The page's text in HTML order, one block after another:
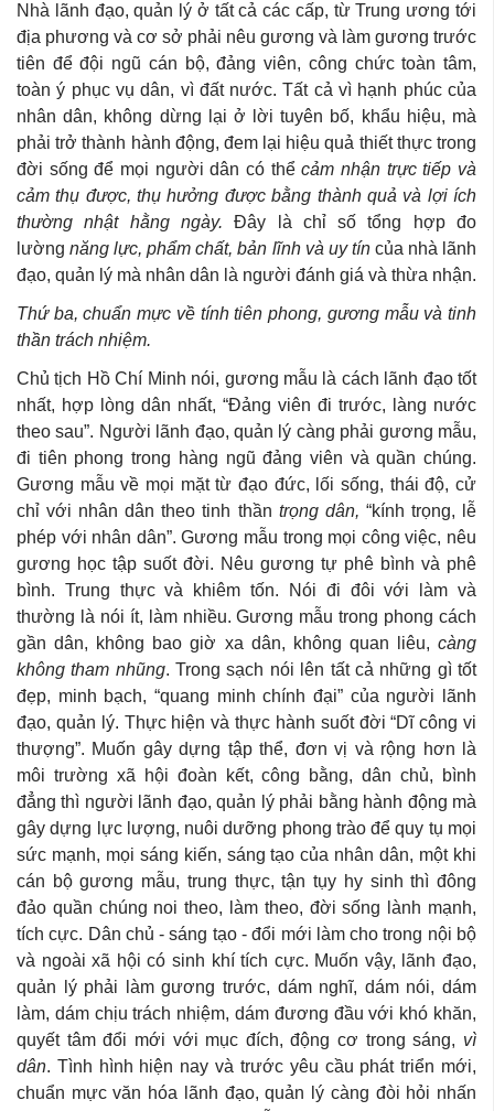
Nhà lãnh đạo, quản lý ở tất cả các cấp, từ Trung ương tới
địa phương và cơ sở phải nêu gương và làm gương trước
tiên để đội ngũ cán bộ, đảng viên, công chức toàn tâm,
toàn ý phục vụ dân, vì đất nước. Tất cả vì hạnh phúc của
nhân dân, không dừng lại ở lời tuyên bố, khẩu hiệu, mà
phải trở thành hành động, đem lại hiệu quả thiết thực trong
đời sống để mọi người dân có thểcảm nhận trực tiếp và
cảm thụ được, thụ hưởng được bằng thành quả và lợi ích
thường nhật hằng ngày.Đây là chỉ số tổng hợp đo
lườngnăng lực, phẩm chất, bản lĩnh và uy tíncủa nhà lãnh
đạo, quản lý mà nhân dân là người đánh giá và thừa nhận.
Thứ ba, chuẩn mực về tính tiên phong, gương mẫu và tinh
thần trách nhiệm.
Chủ tịch Hồ Chí Minh nói, gương mẫu là cách lãnh đạo tốt
nhất, hợp lòng dân nhất, “Đảng viên đi trước, làng nước
theo sau”. Người lãnh đạo, quản lý càng phải gương mẫu,
đi tiên phong trong hàng ngũ đảng viên và quần chúng.
Gương mẫu về mọi mặt từ đạo đức, lối sống, thái độ, cử
chỉ với nhân dân theo tinh thần trọng dân, “kính trọng, lễ
phép với nhân dân”. Gương mẫu trong mọi công việc, nêu
gương học tập suốt đời. Nêu gương tự phê bình và phê
bình. Trung thực và khiêm tốn. Nói đi đôi với làm và
thường là nói ít, làm nhiều. Gương mẫu trong phong cách
gần dân, không bao giờ xa dân, không quan liêu, càng
không tham nhũng. Trong sạch nói lên tất cả những gì tốt
đẹp, minh bạch, “quang minh chính đại” của người lãnh
đạo, quản lý. Thực hiện và thực hành suốt đời “Dĩ công vi
thượng”. Muốn gây dựng tập thể, đơn vị và rộng hơn là
môi trường xã hội đoàn kết, công bằng, dân chủ, bình
đẳng thì người lãnh đạo, quản lý phải bằng hành động mà
gây dựng lực lượng, nuôi dưỡng phong trào để quy tụ mọi
sức mạnh, mọi sáng kiến, sáng tạo của nhân dân, một khi
cán bộ gương mẫu, trung thực, tận tụy hy sinh thì đông
đảo quần chúng noi theo, làm theo, đời sống lành mạnh,
tích cực. Dân chủ - sáng tạo - đổi mới làm cho trong nội bộ
và ngoài xã hội có sinh khí tích cực. Muốn vậy, lãnh đạo,
quản lý phải làm gương trước, dám nghĩ, dám nói, dám
làm, dám chịu trách nhiệm, dám đương đầu với khó khăn,
quyết tâm đổi mới với mục đích, động cơ trong sáng, vì
dân. Tình hình hiện nay và trước yêu cầu phát triển mới,
chuẩn mực văn hóa lãnh đạo, quản lý càng đòi hỏi nhấn